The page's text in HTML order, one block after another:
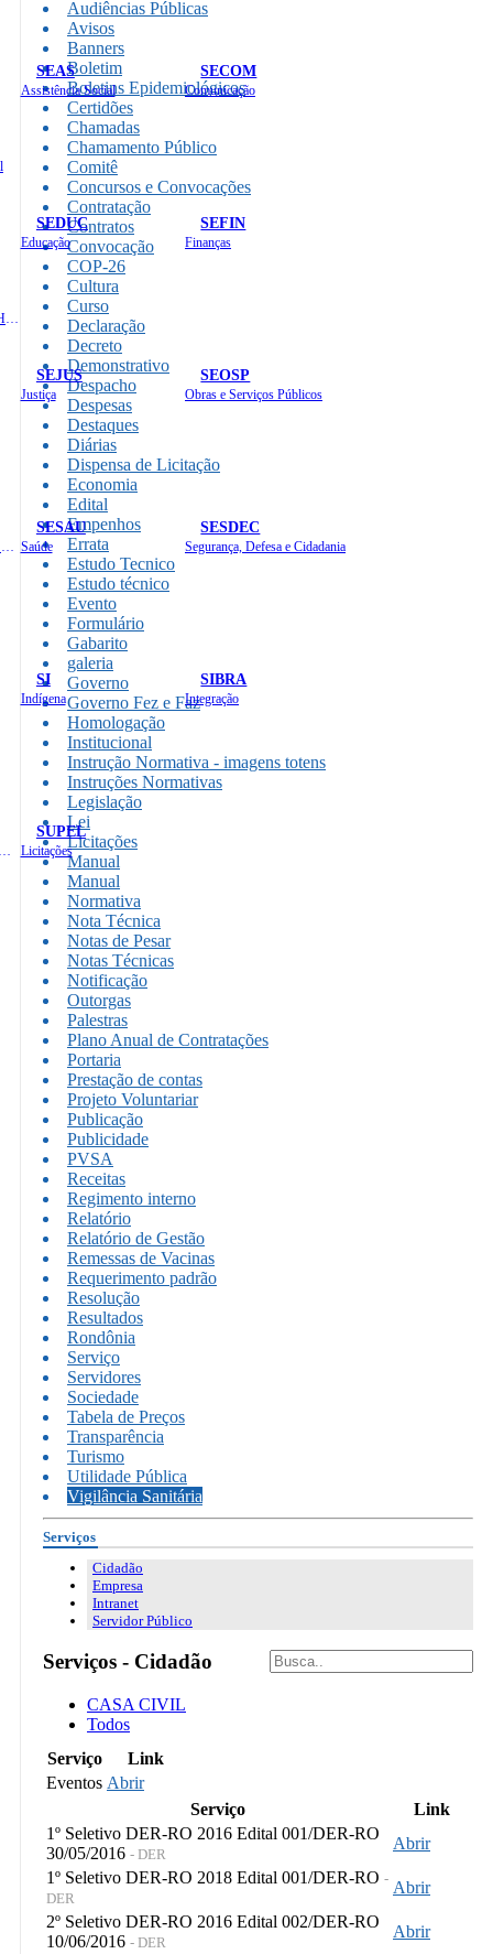
SEAS
Assistência Social
SECOM
Comunicação
SEDUC
Educação
SEFIN
Finanças
SEJUS
Justiça
SEOSP
Obras e Serviços Públicos
SESAU
Saúde
SESDEC
Segurança, Defesa e Cidadania
SI
Indígena
SIBRA
Integração
SUPEL
Licitações
Audiências Públicas
Avisos
Banners
Boletim
Boletins Epidemiológicos
Certidões
Chamadas
Chamamento Público
Comitê
Concursos e Convocações
Contratação
Contratos
Convocação
COP-26
Cultura
Curso
Declaração
Decreto
Demonstrativo
Despacho
Despesas
Destaques
Diárias
Dispensa de Licitação
Economia
Edital
Empenhos
Errata
Estudo Tecnico
Estudo técnico
Evento
Formulário
Gabarito
galeria
Governo
Governo Fez e Faz
Homologação
Institucional
Instrução Normativa - imagens totens
Instruções Normativas
Legislação
Lei
Licitações
Manual
Manual
Normativa
Nota Técnica
Notas de Pesar
Notas Técnicas
Notificação
Outorgas
Palestras
Plano Anual de Contratações
Portaria
Prestação de contas
Projeto Voluntariar
Publicação
Publicidade
PVSA
Receitas
Regimento interno
Relatório
Relatório de Gestão
Remessas de Vacinas
Requerimento padrão
Resolução
Resultados
Rondônia
Serviço
Servidores
Sociedade
Tabela de Preços
Transparência
Turismo
Utilidade Pública
Vigilância Sanitária
Serviços
Cidadão
Empresa
Intranet
Servidor Público
Serviços - Cidadão
CASA CIVIL
Todos
Serviço
Link
Eventos Abrir
Serviço
Link
1º Seletivo DER-RO 2016 Edital 001/DER-RO
30/05/2016 - DER
Abrir
1º Seletivo DER-RO 2018 Edital 001/DER-RO -
DER
Abrir
2º Seletivo DER-RO 2016 Edital 002/DER-RO
10/06/2016 - DER
Abrir